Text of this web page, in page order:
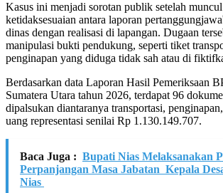
Kasus ini menjadi sorotan publik setelah
ketidaksesuaian antara laporan
dinas dengan realisasi di lapangan. Dugaan
manipulasi bukti pendukung, seperti tiket
penginapan yang diduga tidak sah atau di
Berdasarkan data Laporan Hasil Pemeriksaan
Sumatera Utara tahun 2026, terdapat 96
dipalsukan diantaranya transportasi,
uang representasi senilai Rp 1.130.149.707.
Baca Juga : Bupati Nias Melaksanakan
Perpanjangan Masa Jabatan Kepala
Nias